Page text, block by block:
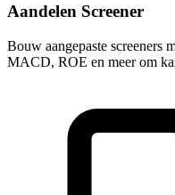
Aandelen Screener
Bouw aangepaste screeners
MACD, ROE en meer om